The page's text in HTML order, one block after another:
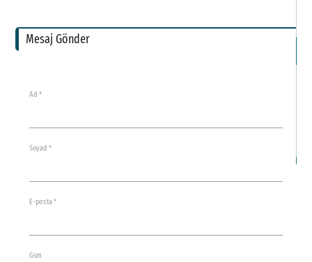
Mesaj Gönder
Ad *
Soyad *
E-posta *
Gsm